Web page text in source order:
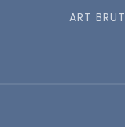
ART BRUT